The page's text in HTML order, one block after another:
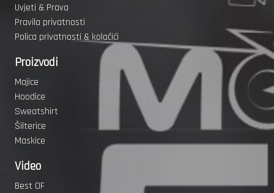
Uvjeti & Prava
Pravila privatnosti
Polica privatnosti & kolačići
Proizvodi
Majice
Hoodice
Sweatshirt
Šilterice
Maskice
Video
Best OF